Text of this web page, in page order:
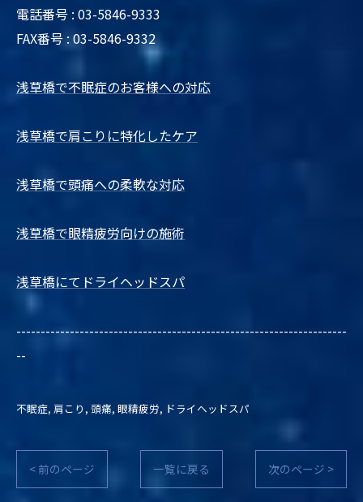
電話番号 : 03-5846-9333
FAX番号 : 03-5846-9332
浅草橋で不眠症のお客様への対応
浅草橋で肩こりに特化したケア
浅草橋で頭痛への柔軟な対応
浅草橋で眼精疲労向けの施術
浅草橋にてドライヘッドスパ
--------------------------------------------------------------------
--
不眠症 肩こり 頭痛 眼精疲労 ドライヘッドスパ
< 前のページ 一覧に戻る 次のページ >